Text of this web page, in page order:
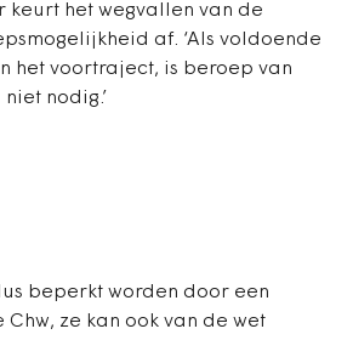
keurt het wegvallen van de
af. ‘Als voldoende
het voortraject, is beroep van
nodig.’
beperkt worden door een
ze kan ook van de wet